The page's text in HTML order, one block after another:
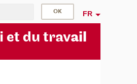
FR
et du travail